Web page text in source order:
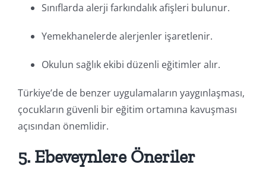
Sınıflarda alerji farkındalık afişleri bulunur.
Yemekhanelerde alerjenler işaretlenir.
Okulun sağlık ekibi düzenli eğitimler alır.
Türkiye’de de benzer uygulamaların yaygınlaşması,
çocukların güvenli bir eğitim ortamına kavuşması
açısından önemlidir.
5. Ebeveynlere Öneriler